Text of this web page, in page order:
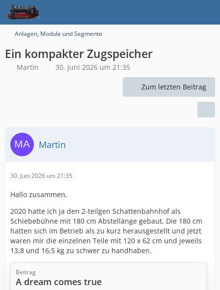
Anlagen, Module und Segmente
Ein kompakter Zugspeicher
Martin 30. Juni 2026 um 21:35
Zum letzten Beitrag
Martin
30. Juni 2026 um 21:35
Hallo zusammen,
2020 hatte ich ja den 2-teilgen Schattenbahnhof als
Schiebebühne mit 180 cm Abstellänge gebaut. Die 180 cm
hatten sich im Betrieb als zu kurz herausgestellt und jetzt
waren mir die einzelnen Teile mit 120 x 62 cm und jeweils
13,8 und 16,5 kg zu schwer zu handhaben.
Beitrag
A dream comes true